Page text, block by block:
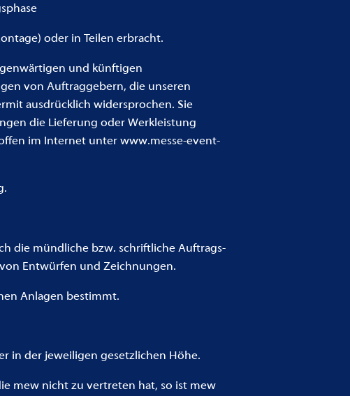
oder in Teilen erbracht.
und künftigen
von Auftraggebern, die unseren
ausdrücklich widersprochen. Sie
die Lieferung oder Werkleistung
im Internet unter www.messe-event-
die mündliche bzw. schriftliche Auftrags-
Entwürfen und Zeichnungen.
Anlagen bestimmt.
in der jeweiligen gesetzlichen Höhe.
mew nicht zu vertreten hat, so ist mew